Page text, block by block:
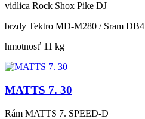
vidlica Rock Shox Pike DJ
brzdy Tektro MD-M280 / Sram DB4
hmotnosť 11 kg
MATTS 7. 30
Rám MATTS 7. SPEED-D